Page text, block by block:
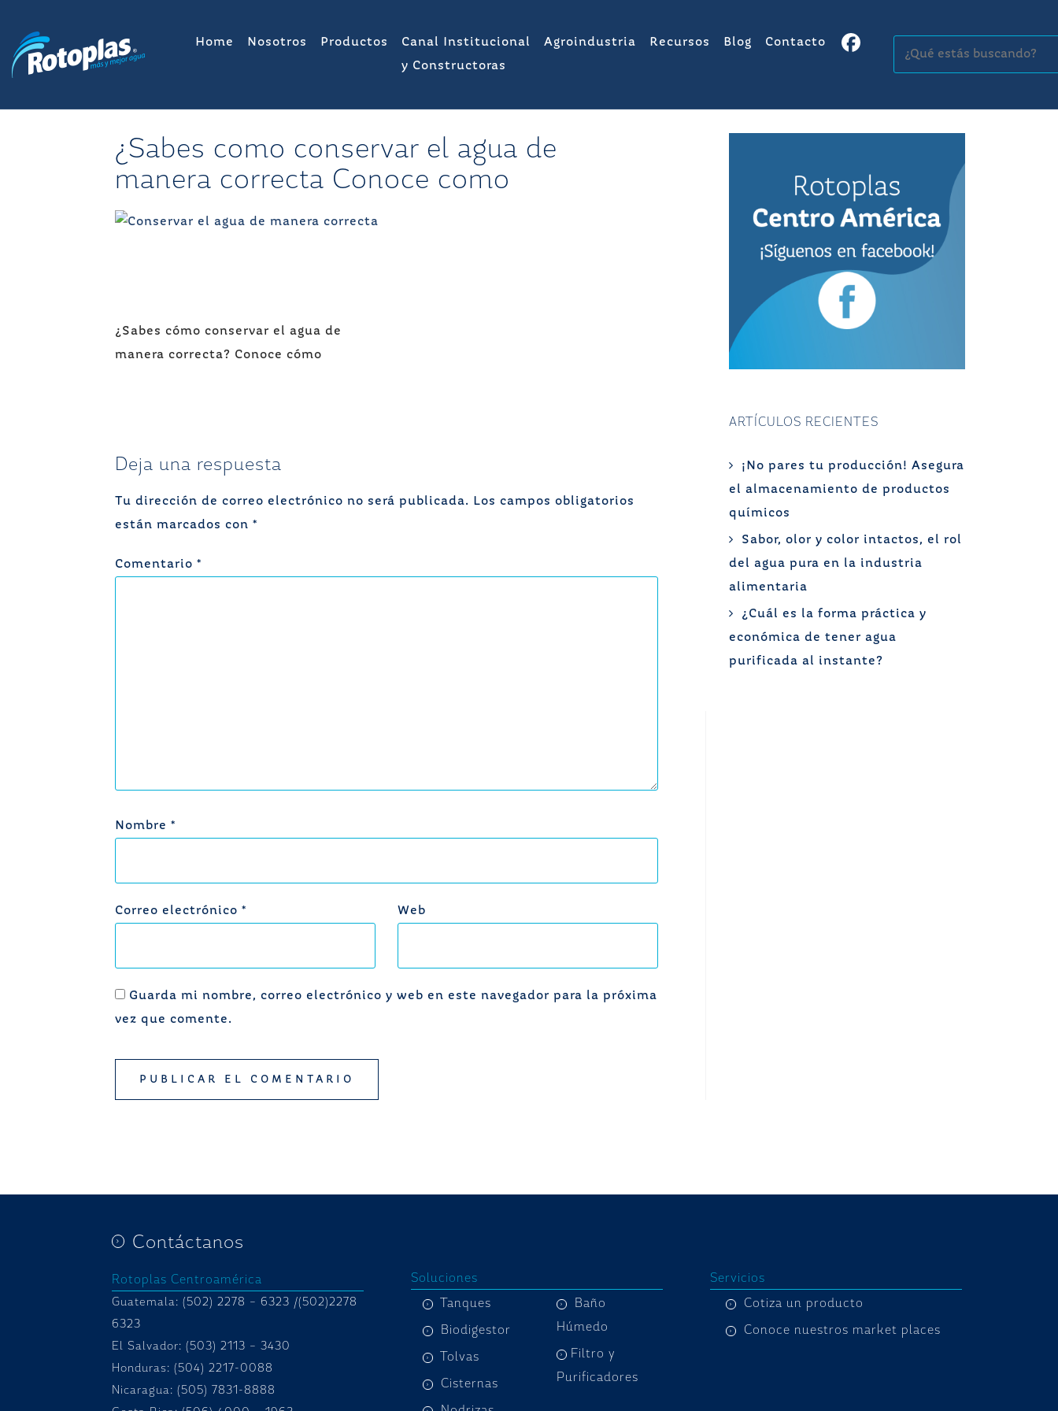
contenido
Home Nosotros Productos
Canal Institucional
y Constructoras
Agroindustria Recursos Blog Contacto Buscar:
¿Sabes como conservar el agua de
manera correcta Conoce como
Navegación
de
¿Sabes cómo conservar el agua de
manera correcta? Conoce cómo
Deja una respuesta
Tu dirección de correo electrónico no será publicada.
Los campos obligatorios
están marcados con *
Comentario *
Nombre *
Correo electrónico * Web
Guarda mi nombre, correo electrónico y web en este navegador para la próxima
vez que comente.
ARTÍCULOS RECIENTES
¡No pares tu producción! Asegura
el almacenamiento de productos
químicos
Sabor, olor y color intactos, el rol
del agua pura en la industria
alimentaria
¿Cuál es la forma práctica y
económica de tener agua
purificada al instante?
Contáctanos
Rotoplas Centroamérica
Guatemala: (502) 2278 – 6323 /(502)2278
6323
El Salvador: (503) 2113 – 3430
Honduras: (504) 2217-0088
Nicaragua: (505) 7831-8888
Soluciones
Tanques
Biodigestor
Tolvas
Cisternas
Baño
Húmedo
Filtro y
Purificadores
Servicios
Cotiza un producto
Conoce nuestros market places